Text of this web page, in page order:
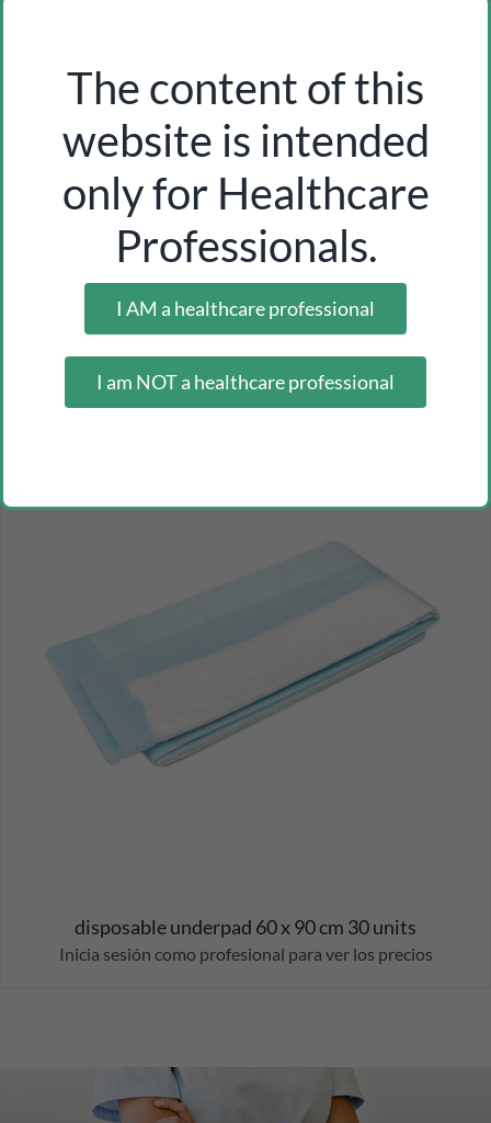
standard soft electric heating pad
disposable underpad 60 x 90 cm 30 units
Inicia sesión como profesional para ver los precios
The content of this
website is intended
only for Healthcare
Professionals.
I AM a healthcare professional
I am NOT a healthcare professional